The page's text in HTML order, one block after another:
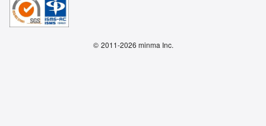
© 2011-2026 minma Inc.